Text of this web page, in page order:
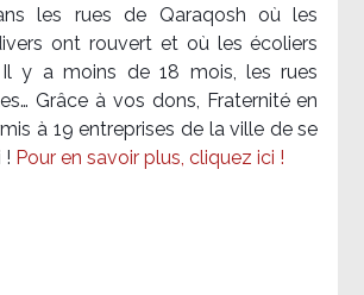
les rues de Qaraqosh où les
ont rouvert et où les écoliers
Il y a moins de 18 mois, les rues
Grâce à vos dons, Fraternité en
à 19 entreprises de la ville de se
! Pour en savoir plus, cliquez ici !